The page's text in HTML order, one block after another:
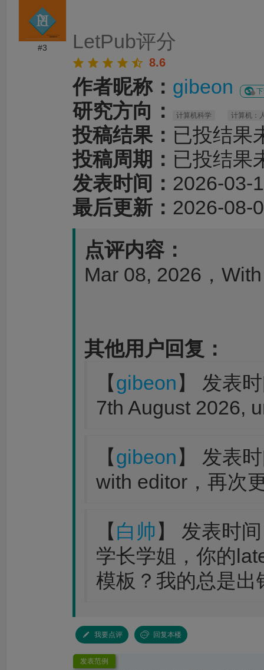
#3 LetPub评分
8.6
作者昵称： gibeon 下
研究方向： 计算机科学 计算机：
投稿结果： 已投结果
投稿周期： 已投结果
发表时间： 2026-03-
最后更新： 2026-08-
点评内容：
Mar 08, 2026，
其他用户回复：
【gibeon 】 发表
7th August 2026,
【gibeon 】 发表
with editor，再次
【 白帅 】 发表时
学长学姐，你的
模板？我的总是出
我要点评 回复本楼
发表范例